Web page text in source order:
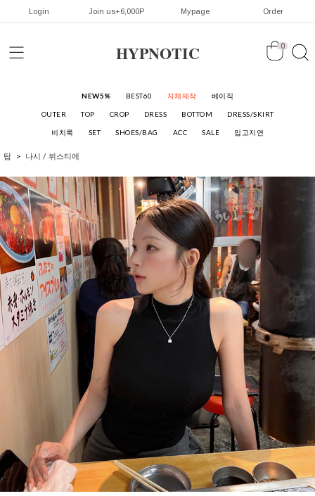
Login Join us+6,000P Mypage Order
HYPNOTIC 0
NEW5% BEST60 자체제작 베이직
OUTER TOP CROP DRESS BOTTOM DRESS/SKIRT
비치룩 SET SHOES/BAG ACC SALE 입고지연
탑 나시 / 뷔스티에